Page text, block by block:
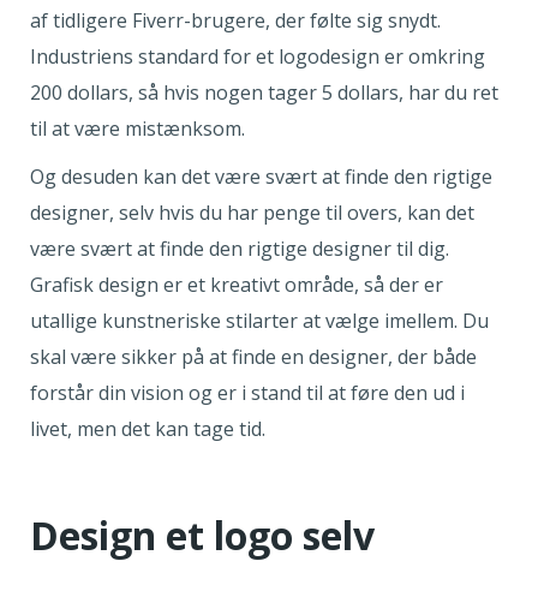
af tidligere Fiverr-brugere, der følte sig snydt.
Industriens standard for et logodesign er omkring
200 dollars, så hvis nogen tager 5 dollars, har du ret
til at være mistænksom.
Og desuden kan det være svært at finde den rigtige
designer, selv hvis du har penge til overs, kan det
være svært at finde den rigtige designer til dig.
Grafisk design er et kreativt område, så der er
utallige kunstneriske stilarter at vælge imellem. Du
skal være sikker på at finde en designer, der både
forstår din vision og er i stand til at føre den ud i
livet, men det kan tage tid.
Design et logo selv